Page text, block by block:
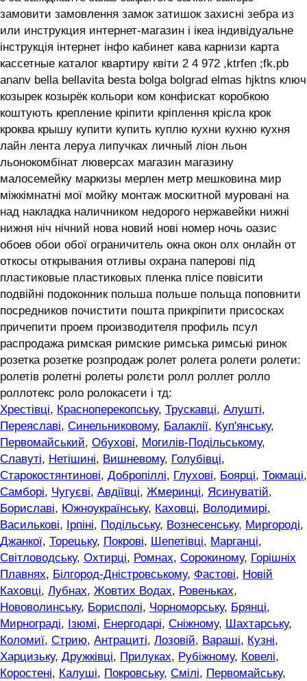
замовити замовлення замок затишок захисні зебра из
или инструкция интернет-магазин і ікеа індивідуальне
інструкція інтернет інфо кабинет кава карнизи карта
кассетные каталог квартиру квіти 2 4 972 ,ktrfen ;fk.pb
ananv bella bellavita besta bolga bolgrad elmas hjktns ключ
козырек козырёк кольори ком конфискат коробкою
коштують крепление кріпити кріплення крісла крок
кроква крышу купити купить куплю кухни кухню кухня
лайн лента леруа липучках личный ліон льон
льонокомбінат люверсах магазин магазину
малосемейку маркизы мерлен метр мешковина мир
міжкімнатні мої мойку монтаж москитной муровані на
над накладка наличником недорого нержавейки нижні
нижня ніч нічний нова новий нові номер ночь оазис
обоев обои обої ограничитель окна окон олх онлайн от
откосы открывания отливы охрана паперові під
пластиковые пластиковых пленка плісе повісити
подвійні подоконник польша польше польща поповнити
посредников почистити пошта прикріпити присосках
причепити проем производителя профиль псул
распродажа римская римские римська римські ринок
розетка розетке розпродаж ролет ролета ролети ролети:
ролетів ролетні ролеты ролєти ролл роллет ролло
роллотекс роло ролокасети і тд:
Хрестівці, Красноперекопську, Трускавці, Алушті,
Переяславі, Синельниковому, Балаклії, Куп'янську,
Первомайський, Обухові, Могилів-Подільському,
Славуті, Нетішині, Вишневому, Голубівці,
Старокостянтинові, Добропіллі, Глухові, Боярці, Токмаці,
Самборі, Чугуєві, Авдіївці, Жмеринці, Ясинуватій,
Бориславі, Южноукраїнську, Каховці, Володимирі,
Василькові, Ірпіні, Подільську, Вознесенську, Миргороді,
Джанкої, Торецьку, Покрові, Шепетівці, Марганці,
Світловодську, Охтирці, Ромнах, Сорокиному, Горішніх
Плавнях, Білгород-Дністровському, Фастові, Новій
Каховці, Лубнах, Жовтих Водах, Ровеньках,
Нововолинську, Борисполі, Чорноморську, Брянці,
Мирнограді, Ізюмі, Енергодарі, Сніжному, Шахтарську,
Коломиї, Стрию, Антрациті, Лозовій, Вараші, Кузні,
Харцизьку, Дружківці, Прилуках, Рубіжному, Ковелі,
Коростені, Калуші, Покровську, Смілі, Первомайську,